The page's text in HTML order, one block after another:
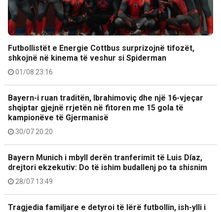
Futbollistët e Energie Cottbus surprizojnë tifozët,
shkojnë në kinema të veshur si Spiderman
01/08 23:16
Bayern-i ruan traditën, Ibrahimoviç dhe një 16-vjeçar
shqiptar gjejnë rrjetën në fitoren me 15 gola të
kampionëve të Gjermanisë
30/07 20:20
Bayern Munich i mbyll derën tranferimit të Luis Díaz,
drejtori ekzekutiv: Do të ishim budallenj po ta shisnim
28/07 13:49
Tragjedia familjare e detyroi të lërë futbollin, ish-ylli i